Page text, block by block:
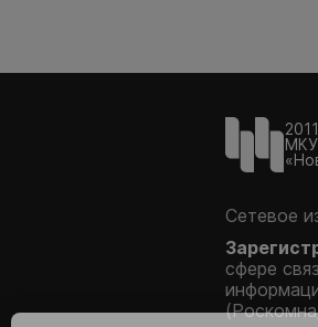
Сетевое
сфере